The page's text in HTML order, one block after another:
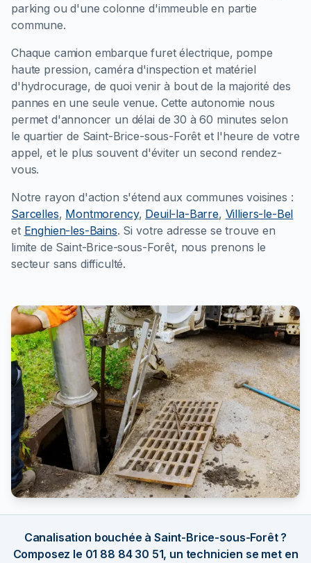
parking ou d'une colonne d'immeuble en partie
commune.
Chaque camion embarque furet électrique, pompe
haute pression, caméra d'inspection et matériel
d'hydrocurage, de quoi venir à bout de la majorité des
pannes en une seule venue. Cette autonomie nous
permet d'annoncer un délai de 30 à 60 minutes selon
le quartier de Saint-Brice-sous-Forêt et l'heure de votre
appel, et le plus souvent d'éviter un second rendez-
vous.
Notre rayon d'action s'étend aux communes voisines :
Sarcelles, Montmorency, Deuil-la-Barre, Villiers-le-Bel
et Enghien-les-Bains. Si votre adresse se trouve en
limite de Saint-Brice-sous-Forêt, nous prenons le
secteur sans difficulté.
Canalisation bouchée à Saint-Brice-sous-Forêt ?
Composez le 01 88 84 30 51, un technicien se met en